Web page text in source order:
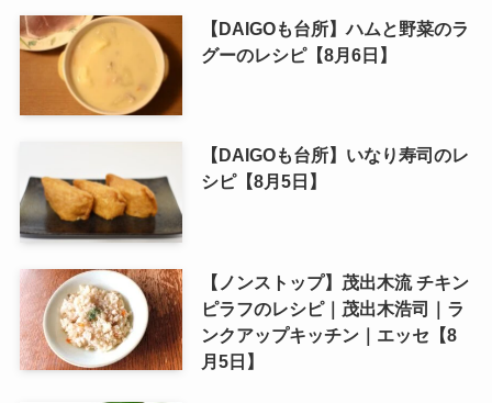
【DAIGOも台所】ハムと野菜のラ
グーのレシピ【8月6日】
【DAIGOも台所】いなり寿司のレ
シピ【8月5日】
【ノンストップ】茂出木流 チキン
ピラフのレシピ｜茂出木浩司｜ラ
ンクアップキッチン｜エッセ【8
月5日】